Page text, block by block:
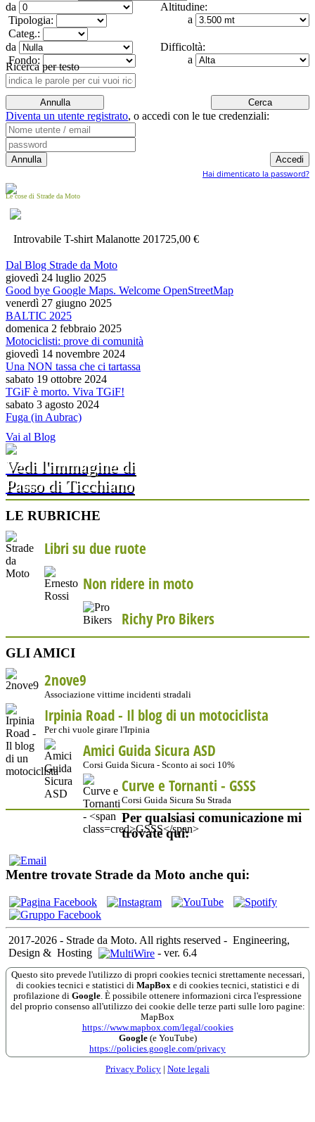
Altitudine:
da
a
Tipologia:
Categ.:
Difficoltà:
da
a
Fondo:
Ricerca per testo
Diventa un utente registrato, o accedi con le tue credenziali:
Hai dimenticato la password?
Le cose di Strade da Moto
Introvabile T-shirt Malanotte 201725,00 €
Dal Blog Strade da Moto
giovedì 24 luglio 2025
Good bye Google Maps. Welcome OpenStreetMap
venerdì 27 giugno 2025
BALTIC 2025
domenica 2 febbraio 2025
Motociclisti: prove di comunità
giovedì 14 novembre 2024
Una NON tassa che ci tartassa
sabato 19 ottobre 2024
TGiF è morto. Viva TGiF!
sabato 3 agosto 2024
Fuga (in Aubrac)
Vai al Blog
Vedi l'immagine di
Passo di Ticchiano
LE RUBRICHE
Libri su due ruote
Non ridere in moto
Richy Pro Bikers
GLI AMICI
2nove9
Associazione vittime incidenti stradali
Irpinia Road - Il blog di un motociclista
Per chi vuole girare l'Irpinia
Amici Guida Sicura ASD
Corsi Guida Sicura - Sconto ai soci 10%
Curve e Tornanti - GSSS
Corsi Guida Sicura Su Strada
Per qualsiasi comunicazione mi
trovate qui:
Mentre trovate Strade da Moto anche qui:
2017-2026 - Strade da Moto. All rights reserved - Engineering,
Design & Hosting - ver. 6.4
Questo sito prevede l'utilizzo di propri cookies tecnici strettamente necessari,
di cookies tecnici e statistici di MapBoxe di cookies tecnici, statistici e di
profilazione di Google. È possibile ottenere informazioni circa l'espressione
del proprio consenso all'utilizzo dei cookie delle terze parti sulle loro pagine:
MapBox
https://www.mapbox.com/legal/cookies
Google(e YouTube)
https://policies.google.com/privacy
Privacy Policy Note legali